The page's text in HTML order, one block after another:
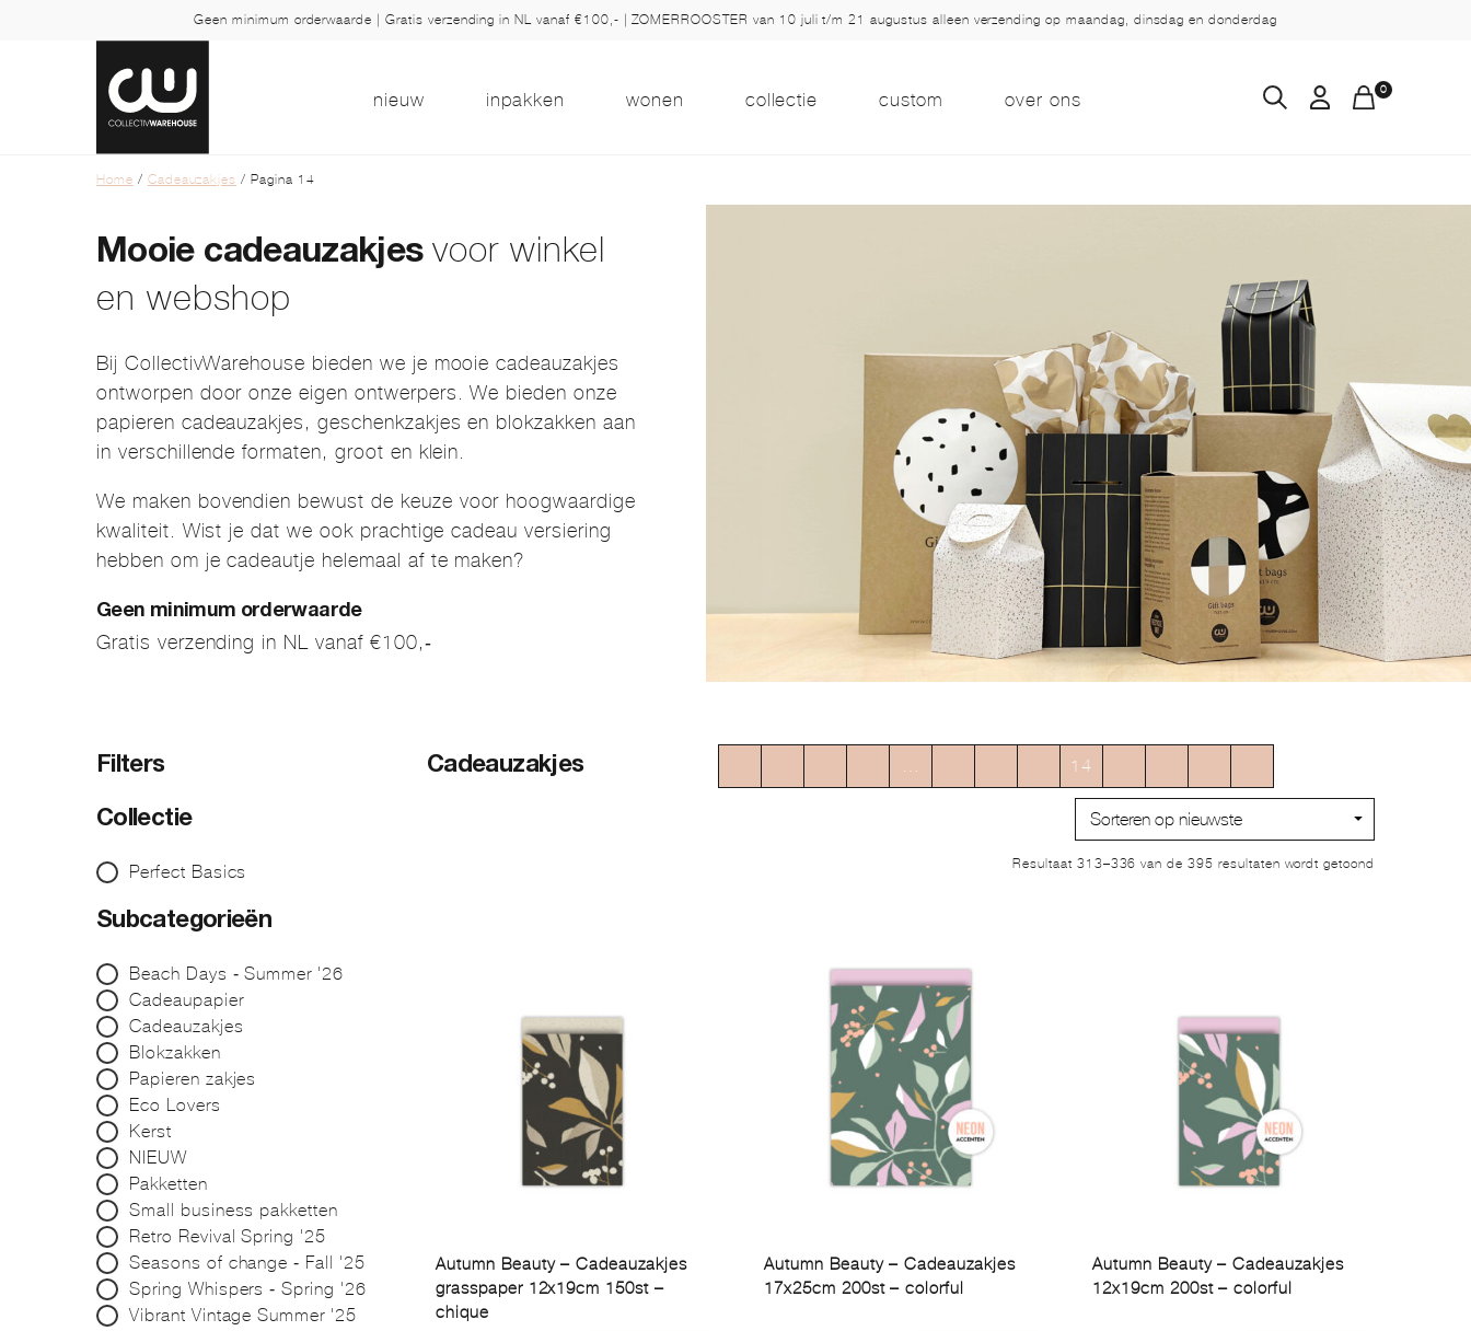
Geen minimum orderwaarde | Gratis verzending in NL vanaf €100,- | ZOMERROOSTER van 10 juli t/m 21 augustus alleen verzending op maandag, dinsdag en donderdag
nieuw inpakken wonen collectie custom over ons 0
Home / Cadeauzakjes / Pagina 14
Mooie cadeauzakjes voor winkel
en webshop
Bij CollectivWarehouse bieden we je mooie cadeauzakjes
ontworpen door onze eigen ontwerpers. We bieden onze
papieren cadeauzakjes, geschenkzakjes en blokzakken aan
in verschillende formaten, groot en klein.
We maken bovendien bewust de keuze voor hoogwaardige
kwaliteit. Wist je dat we ook prachtige cadeau versiering
hebben om je cadeautje helemaal af te maken?
Geen minimum orderwaarde
Gratis verzending in NL vanaf €100,-
Filters
Collectie
Perfect Basics
Subcategorieën
Beach Days - Summer '26
Cadeaupapier
Cadeauzakjes
Blokzakken
Papieren zakjes
Eco Lovers
Kerst
NIEUW
Pakketten
Small business pakketten
Retro Revival Spring '25
Seasons of change - Fall '25
Spring Whispers - Spring '26
Vibrant Vintage Summer '25
Cadeauzakjes … 14
Resultaat 313–336 van de 395 resultaten wordt getoond
Autumn Beauty – Cadeauzakjes
grasspaper 12x19cm 150st –
chique
Autumn Beauty – Cadeauzakjes
17x25cm 200st – colorful
Autumn Beauty – Cadeauzakjes
12x19cm 200st – colorful